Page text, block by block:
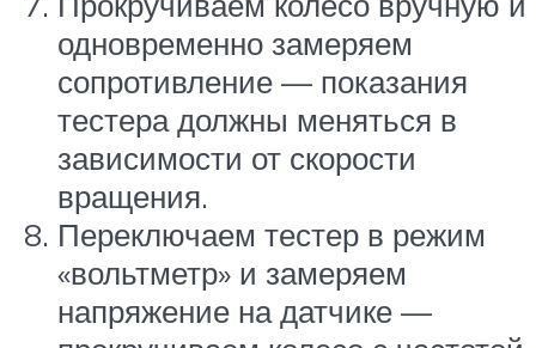
одновременно замеряем
сопротивление — показания
тестера должны меняться в
зависимости от скорости
вращения.
Переключаем тестер в режим
«вольтметр» и замеряем
напряжение на датчике —